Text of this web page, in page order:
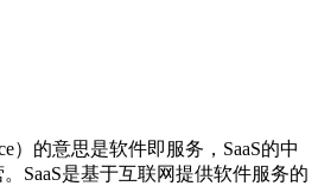
）的意思是软件即服务，SaaS的中
SaaS是基于互联网提供软件服务的